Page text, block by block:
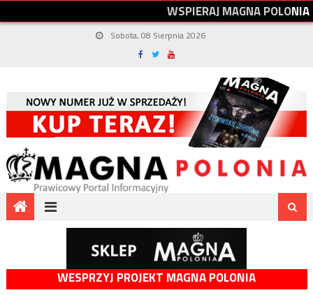
WSPIERAJMAGNAPOLONIA
Sobota, 08 Sierpnia 2026
WESPRZYJ PROJEKT MAGNA POLONIA